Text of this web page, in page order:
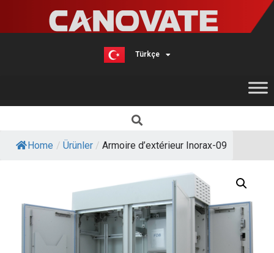
Türkçe
English
Home / Ürünler / Armoire d’extérieur Inorax-09